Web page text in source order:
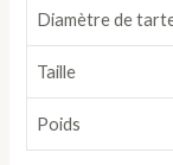
Diamètre de
Taille
Poids